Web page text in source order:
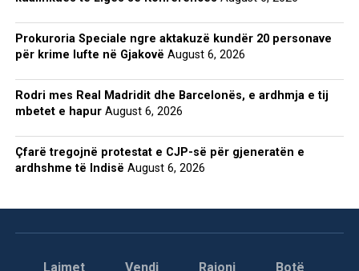
Prokuroria Speciale ngre aktakuzë kundër 20 personave
për krime lufte në Gjakovë August 6, 2026
Rodri mes Real Madridit dhe Barcelonës, e ardhmja e tij
mbetet e hapur August 6, 2026
Çfarë tregojnë protestat e CJP-së për gjeneratën e
ardhshme të Indisë August 6, 2026
Lajmet Vendi Rajoni Botë